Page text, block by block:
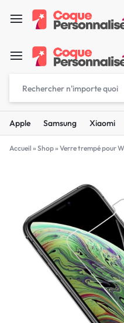
Apple Samsung Xiaomi
Accueil » Shop» Verre trempé pour